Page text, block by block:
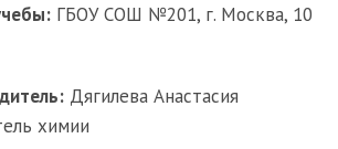
ГБОУ СОШ №201, г. Москва, 10
Дягилева Анастасия
химии